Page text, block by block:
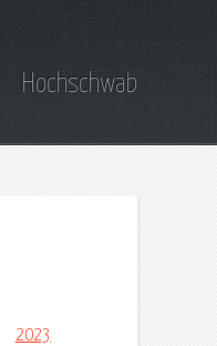
Hochschwab
2023